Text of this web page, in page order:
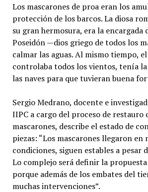
Los mascarones de proa eran los
protección de los barcos. La diosa
su gran hermosura, era la encargada
Poseidón —dios griego de todos los
calmar las aguas. Al mismo tiempo,
controlaba todos los vientos, tenía
las naves para que tuvieran buena
Sergio Medrano, docente e
IIPC a cargo del proceso de restauro
mascarones, describe el estado de
piezas: “Los mascarones llegaron en
condiciones, siguen estables a pesar
Lo complejo será definir la
porque además de los embates del
muchas intervenciones”.